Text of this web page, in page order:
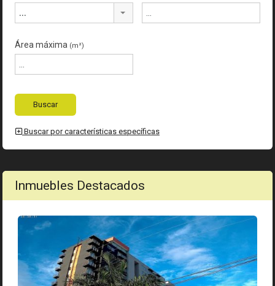
...
Área máxima (m²)
Buscar por características específicas
Inmuebles Destacados